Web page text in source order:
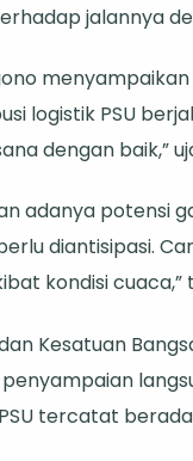
jalannya
logistik PSU
dengan baik,”
adanya potensi
diantisipasi.
kondisi cuaca,”
Kesatuan
tercatat